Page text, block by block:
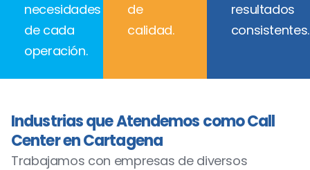
necesidades
de cada
operación.
de
calidad.
resultados
consistentes.
Industrias que Atendemos como Call
Center en Cartagena
Trabajamos con empresas de diversos